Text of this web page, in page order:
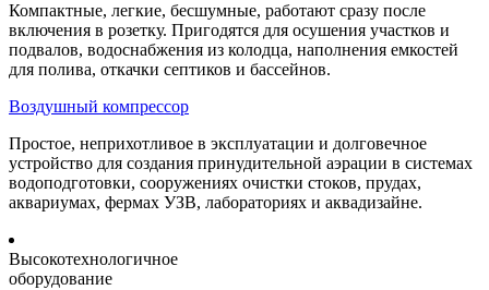
Компактные, легкие, бесшумные, работают сразу после
включения в розетку. Пригодятся для осушения участков и
подвалов, водоснабжения из колодца, наполнения емкостей
для полива, откачки септиков и бассейнов.
Воздушный компрессор
Простое, неприхотливое в эксплуатации и долговечное
устройство для создания принудительной аэрации в системах
водоподготовки, сооружениях очистки стоков, прудах,
аквариумах, фермах УЗВ, лабораториях и аквадизайне.
Высокотехнологичное
оборудование